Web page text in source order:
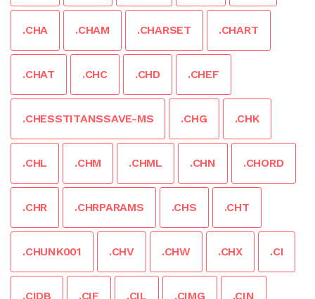
.CHA .CHAM .CHARSET .CHART
.CHAT .CHC .CHD .CHEF
.CHESSTITANSSAVE-MS .CHG .CHK
.CHL .CHM .CHML .CHN .CHORD
.CHR .CHRPARAMS .CHS .CHT
.CHUNK001 .CHV .CHW .CHX .CI
.CIDB .CIF .CIL .CIMG .CIN